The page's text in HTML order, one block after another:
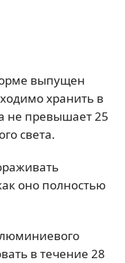
выпущен
хранить в
не превышает 25
света.
оно полностью
в течение 28